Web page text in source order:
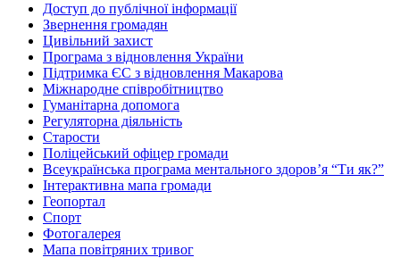
Доступ до публічної інформації
Звернення громадян
Цивільний захист
Програма з відновлення України
Підтримка ЄС з відновлення Макарова
Міжнародне співробітництво
Гуманітарна допомога
Регуляторна діяльність
Старости
Поліцейський офіцер громади
Всеукраїнська програма ментального здоров’я “Ти як?”
Інтерактивна мапа громади
Геопортал
Спорт
Фотогалерея
Мапа повітряних тривог